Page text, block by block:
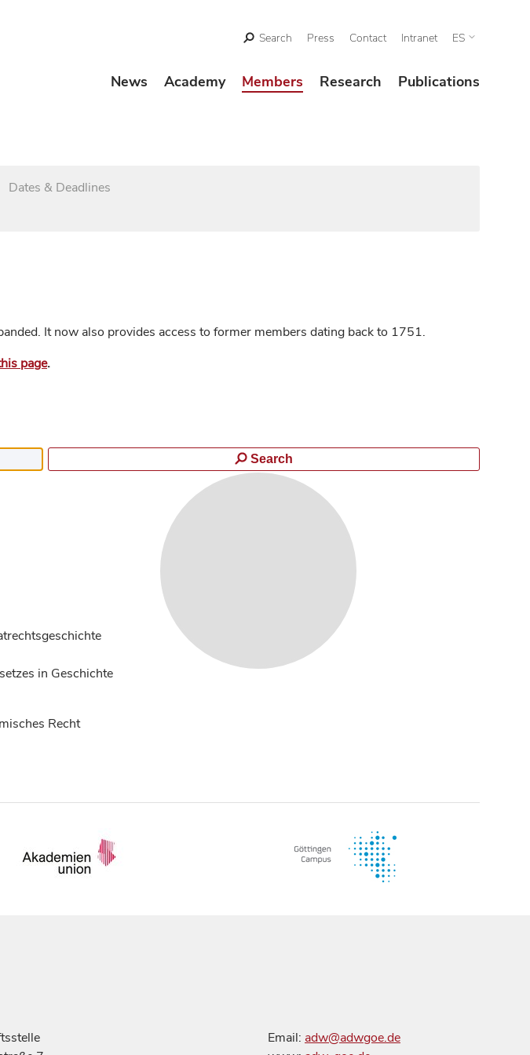
Search Press Contact Intranet ES
News Academy Members Research Publications
Dates & Deadlines
It now also provides access to former members dating back to 1751.
page.
Search
in Geschichte
Recht
Email: adw@adwgoe.de